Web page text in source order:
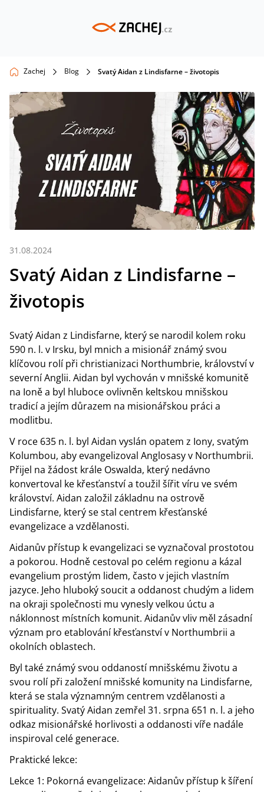
Zachej Blog Svatý Aidan z Lindisfarne – životopis
31.08.2024
Svatý Aidan z Lindisfarne –
životopis
Svatý Aidan z Lindisfarne, který se narodil kolem roku
590 n. l. v Irsku, byl mnich a misionář známý svou
klíčovou rolí při christianizaci Northumbrie, království v
severní Anglii. Aidan byl vychován v mnišské komunitě
na Ioně a byl hluboce ovlivněn keltskou mnišskou
tradicí a jejím důrazem na misionářskou práci a
modlitbu.
V roce 635 n. l. byl Aidan vyslán opatem z Iony, svatým
Kolumbou, aby evangelizoval Anglosasy v Northumbrii.
Přijel na žádost krále Oswalda, který nedávno
konvertoval ke křesťanství a toužil šířit víru ve svém
království. Aidan založil základnu na ostrově
Lindisfarne, který se stal centrem křesťanské
evangelizace a vzdělanosti.
Aidanův přístup k evangelizaci se vyznačoval prostotou
a pokorou. Hodně cestoval po celém regionu a kázal
evangelium prostým lidem, často v jejich vlastním
jazyce. Jeho hluboký soucit a oddanost chudým a lidem
na okraji společnosti mu vynesly velkou úctu a
náklonnost místních komunit. Aidanův vliv měl zásadní
význam pro etablování křesťanství v Northumbrii a
okolních oblastech.
Byl také známý svou oddaností mnišskému životu a
svou rolí při založení mnišské komunity na Lindisfarne,
která se stala významným centrem vzdělanosti a
spirituality. Svatý Aidan zemřel 31. srpna 651 n. l. a jeho
odkaz misionářské horlivosti a oddanosti víře nadále
inspiroval celé generace.
Praktické lekce:
Lekce 1: Pokorná evangelizace: Aidanův přístup k šíření